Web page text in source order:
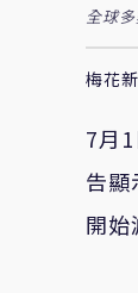
全球
梅花
7月
告
開始